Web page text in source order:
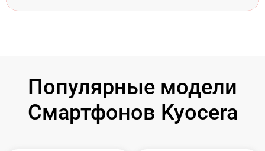
Популярные модели
Смартфонов Kyocera